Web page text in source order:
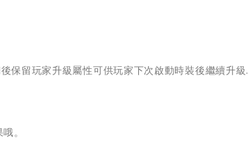
保留玩家升級屬性可供玩家下次啟動時裝後繼續升級.
。